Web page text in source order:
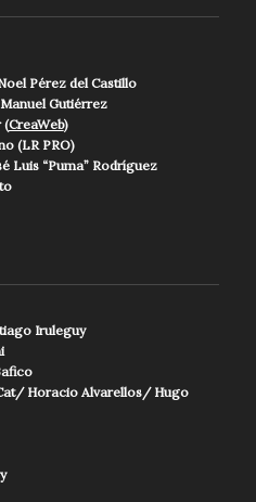
Pérez del Castillo
Gutiérrez
(CreaWeb)
(LR PRO)
Luis “Puma” Rodríguez
Iruleguy
Horacio Alvarellos/ Hugo